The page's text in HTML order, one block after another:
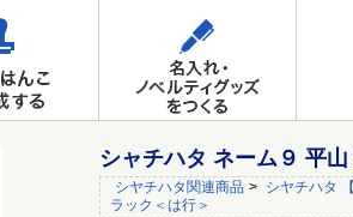
シャチハタ ネーム９ 平山
シヤチハタ関連商品 > シヤチハタ
ラック＜は行＞